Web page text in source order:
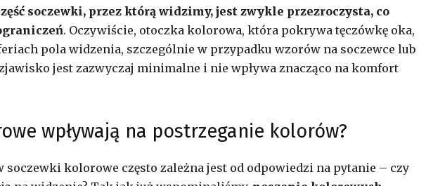
soczewki, przez którą widzimy, jest zwykle przezroczysta, co
. Oczywiście, otoczka kolorowa, która pokrywa tęczówkę oka,
pola widzenia, szczególnie w przypadku wzorów na soczewce lub
jest zazwyczaj minimalne i nie wpływa znacząco na komfort
wpływają na postrzeganie kolorów?
soczewki kolorowe często zależna jest od odpowiedzi na pytanie – czy